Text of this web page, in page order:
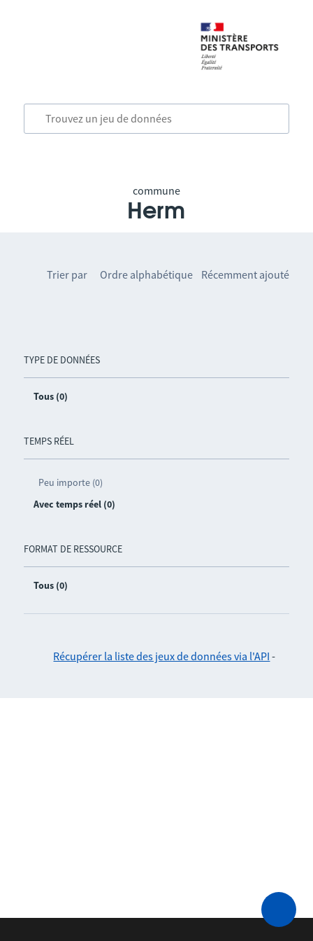
commune
Herm
TYPE DE DONNÉES
Tous (0)
TEMPS RÉEL
Peu importe (0)
Avec temps réel (0)
FORMAT DE RESSOURCE
Tous (0)
Trier par Ordre alphabétique Récemment ajouté
Récupérer la liste des jeux de données via l'API -